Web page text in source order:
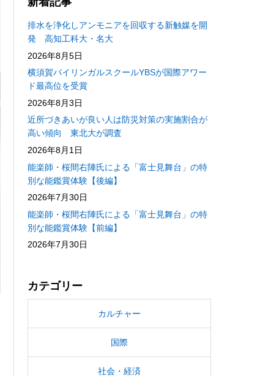
排水を浄化しアンモニアを回収する新触媒を開
発 高知工科大・名大
2026年8月5日
横須賀バイリンガルスクールYBSが国際アワー
ド最高位を受賞
2026年8月3日
近所づきあいが良い人は防災対策の実施割合が
高い傾向 東北大が調査
2026年8月1日
能楽師・桜間右陣氏による「富士見舞台」の特
別な能鑑賞体験【後編】
2026年7月30日
能楽師・桜間右陣氏による「富士見舞台」の特
別な能鑑賞体験【前編】
2026年7月30日
カテゴリー
カルチャー
国際
社会・経済